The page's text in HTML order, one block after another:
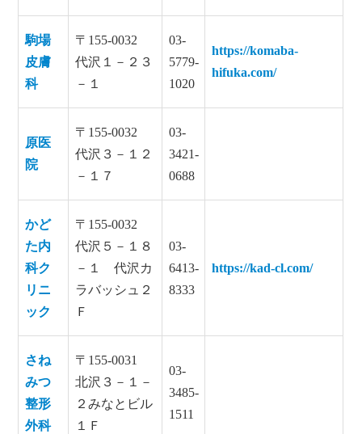
駒場
皮膚
科
〒155-0032
代沢１－２３
－１
03-
5779-
1020
https://komaba-
hifuka.com/
原医
院
〒155-0032
代沢３－１２
－１７
03-
3421-
0688
かど
た内
科ク
リニ
ック
〒155-0032
代沢５－１８
－１ 代沢カ
ラバッシュ２
Ｆ
03-
6413-
8333
https://kad-cl.com/
さね
みつ
整形
外科
〒155-0031
北沢３－１－
２みなとビル
１Ｆ
03-
3485-
1511